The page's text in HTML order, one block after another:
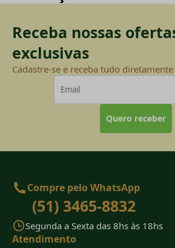
Receba nossas
exclusivas
Cadastre-se e receba tudo
Quero receber
Compre pelo WhatsApp
(51) 3465-8832
Segunda a Sexta das 8hs às 18hs
Atendimento